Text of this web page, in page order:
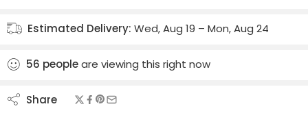
Estimated Delivery: Wed, Aug 19 – Mon, Aug 24
56 peopleare viewing this right now
Share